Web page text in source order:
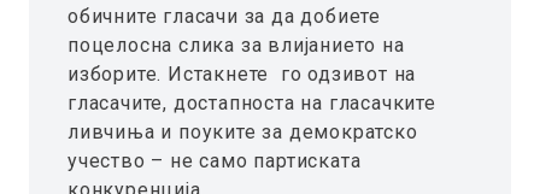
обичните гласачи за да добиете
поцелосна слика за влијанието на
изборите. Истакнете го одзивот на
гласачите, достапноста на гласачките
ливчиња и поуките за демократско
учество – не само партиската